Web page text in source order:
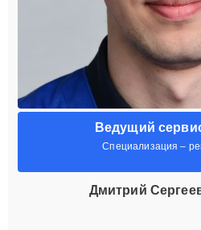
Ведущий
Специализация –
Дмитрий